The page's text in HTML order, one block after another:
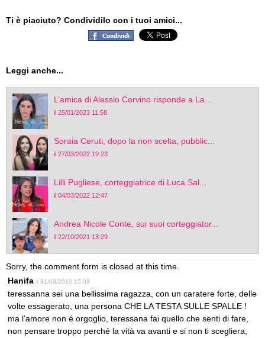
Ti è piaciuto? Condividilo con i tuoi amici...
Leggi anche...
L’amica di Alessio Corvino risponde a La...
il 25/01/2023 11:58
Soraia Ceruti, dopo la non scelta, pubblic...
il 27/03/2022 19:23
Lilli Pugliese, corteggiatrice di Luca Sal...
il 04/03/2022 12:47
Andrea Nicole Conte, sui suoi corteggiator...
il 22/10/2021 13:29
Sorry, the comment form is closed at this time.
Hanifa il 31/03/2012 15:03
teressanna sei una bellissima ragazza, con un caratere forte, delle
volte essagerato, una persona CHE LA TESTA SULLE SPALLE !
ma l’amore non é orgoglio, teressana fai quello che senti di fare,
non pensare troppo perché la vità va avanti e si non ti scegliera,